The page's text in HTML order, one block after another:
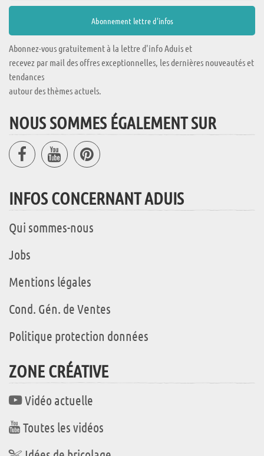
Abonnez-vous gratuitement à la lettre d'info Aduis et
recevez par mail des offres exceptionnelles, les dernières nouveautés et
tendances
autour des thèmes actuels.
NOUS SOMMES ÉGALEMENT SUR
INFOS CONCERNANT ADUIS
Qui sommes-nous
Jobs
Mentions légales
Cond. Gén. de Ventes
Politique protection données
ZONE CRÉATIVE
Vidéo actuelle
Toutes les vidéos